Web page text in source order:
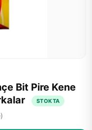
Bit Pire Kene
STOKTA